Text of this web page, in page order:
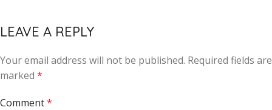
LEAVE A REPLY
Your email address will not be published. Required fields are
marked *
Comment*